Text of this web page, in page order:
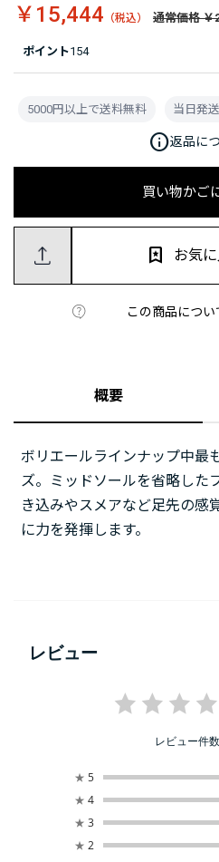
ポイント154
￥15,444 通常価格 ￥
買い物かご
この商品につ
お気
5000円以上で送料無料 当日発
info返品に
概要
ボリエールラインナップ中最
ズ。ミッドソールを省略した
き込みやスメアなど足先の感
に力を発揮します。
レビュー
レビュー件
★ 5
★ 4
★ 3
★ 2